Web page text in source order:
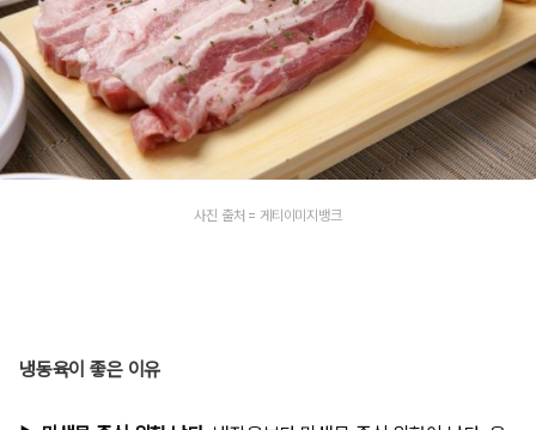
사진 출처 = 게티이미지뱅크
냉동육이 좋은 이유